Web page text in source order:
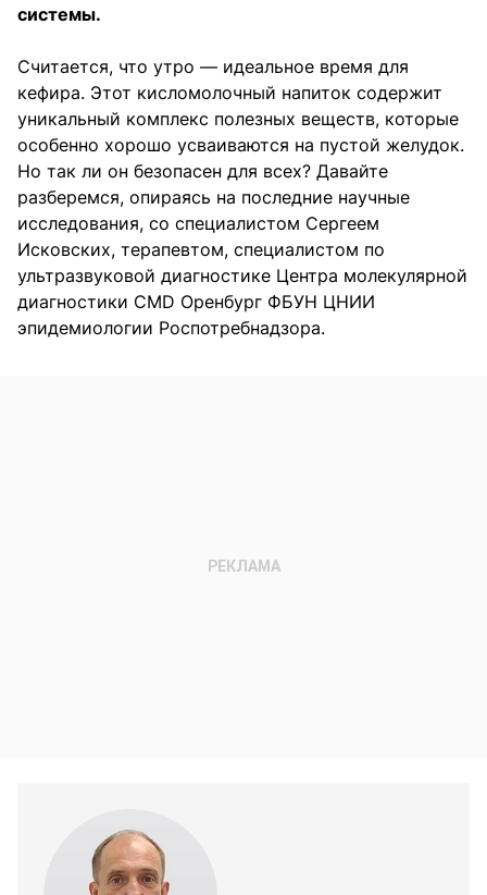
системы.
Считается, что утро — идеальное время для
кефира. Этот кисломолочный напиток содержит
уникальный комплекс полезных веществ, которые
особенно хорошо усваиваются на пустой желудок.
Но так ли он безопасен для всех? Давайте
разберемся, опираясь на последние научные
исследования, со специалистом Сергеем
Исковских, терапевтом, специалистом по
ультразвуковой диагностике Центра молекулярной
диагностики CMD Оренбург ФБУН ЦНИИ
эпидемиологии Роспотребнадзора.